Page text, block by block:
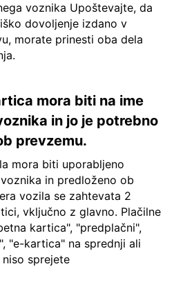
voznika Upoštevajte, da
dovoljenje izdano v
morate prinesti oba dela
mora biti na ime
in jo je potrebno
prevzemu.
mora biti uporabljeno
in predloženo ob
vozila se zahtevata 2
vključno z glavno. Plačilne
kartica", "predplačni",
"e-kartica" na sprednji ali
sprejete